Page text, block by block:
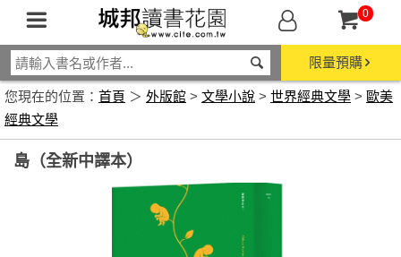
0
限量預購
您現在的位置： 首頁 ＞ 外版館 > 文學小說 > 世界經典文學 > 歐美
經典文學
島（全新中譯本）